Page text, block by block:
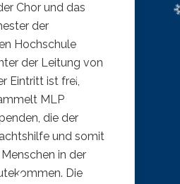
Chor und das
der
Hochschule
der Leitung von
Eintritt ist frei,
MLP
die der
und somit
in der
Die